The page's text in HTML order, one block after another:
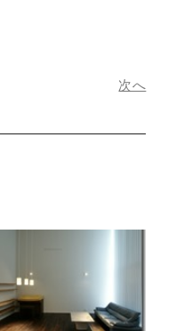
次へ